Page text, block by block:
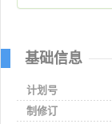
基础信息
计划号
制修订